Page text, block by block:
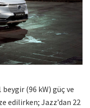
beygir (96 kW) güç ve
edilirken; Jazz’dan 22